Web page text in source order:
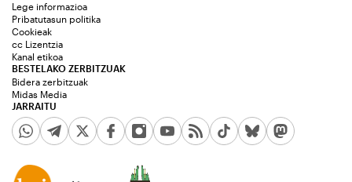
JARRAITU
Lege informazioa
Pribatutasun politika
Cookieak
cc Lizentzia
Kanal etikoa
BESTELAKO ZERBITZUAK
Bidera zerbitzuak
Midas Media